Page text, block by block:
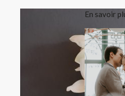
En savoir